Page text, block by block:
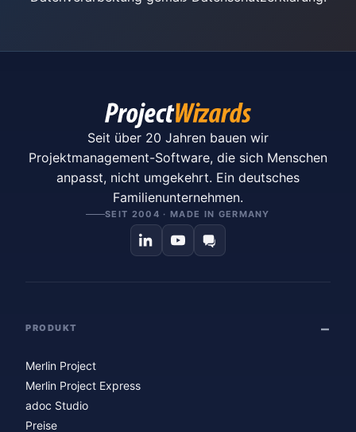
Seit über 20 Jahren bauen wir
Projektmanagement-Software, die sich Menschen
anpasst, nicht umgekehrt. Ein deutsches
Familienunternehmen.
SEIT 2004 · MADE IN GERMANY
PRODUKT
Merlin Project
Merlin Project Express
adoc Studio
Preise